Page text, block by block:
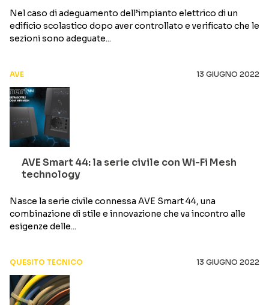
Nel caso di adeguamento dell’impianto elettrico di un
edificio scolastico dopo aver controllato e verificato che le
sezioni sono adeguate...
AVE 13 GIUGNO 2022
AVE Smart 44: la serie civile con Wi-Fi Mesh
technology
Nasce la serie civile connessa AVE Smart 44, una
combinazione di stile e innovazione che va incontro alle
esigenze delle...
QUESITO TECNICO 13 GIUGNO 2022